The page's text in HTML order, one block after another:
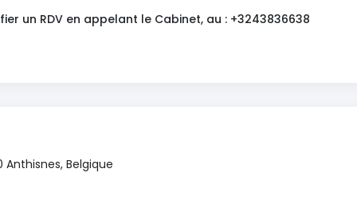
un RDV en appelant le Cabinet, au : +3243836638
Anthisnes, Belgique